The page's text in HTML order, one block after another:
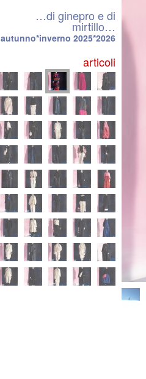
…di ginepro e di
mirtillo…
autunno*inverno 2025*2026
articoli